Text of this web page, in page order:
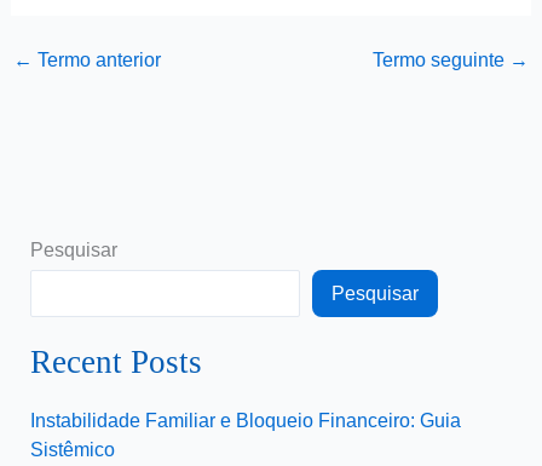
← Termo anterior Termo seguinte →
Pesquisar
Pesquisar
Recent Posts
Instabilidade Familiar e Bloqueio Financeiro: Guia
Sistêmico